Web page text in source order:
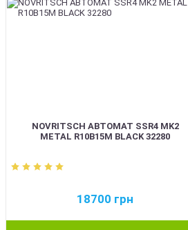
NOVRITSCH АВТОМАТ SSR4 MK2
METAL R10B15M BLACK 32280
18700 грн